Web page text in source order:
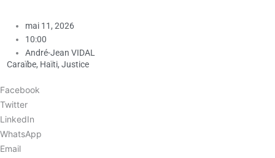
mai 11, 2026
10:00
André-Jean VIDAL
Caraïbe, Haïti, Justice
Facebook
Twitter
LinkedIn
WhatsApp
Email